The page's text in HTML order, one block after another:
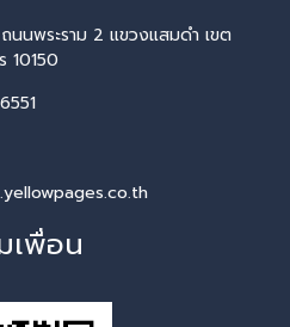
นพระราม 2 แขวงแสมดำ เขต
10150
เพื่อน